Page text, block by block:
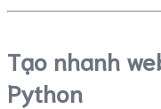
Tạo nhanh
Python